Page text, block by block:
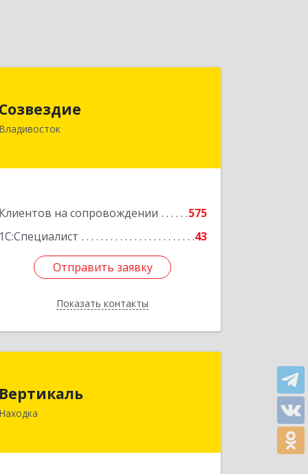
Созвездие
Владивосток
Клиентов на сопровождении
575
1С:Специалист
43
Отправить заявку
Показать контакты
Владивосток г, Тухачевского ул, дом
Отправить заявку
Назад
Вертикаль
Находка
692928, Приморский край, Находка г,
Подробнее